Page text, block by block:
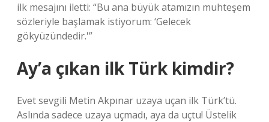
ilk mesajını iletti: “Bu ana büyük atamızın muhteşem
sözleriyle başlamak istiyorum: ‘Gelecek
gökyüzündedir.'”
Ay’a çıkan ilk Türk kimdir?
Evet sevgili Metin Akpınar uzaya uçan ilk Türk’tü.
Aslında sadece uzaya uçmadı, aya da uçtu! Üstelik